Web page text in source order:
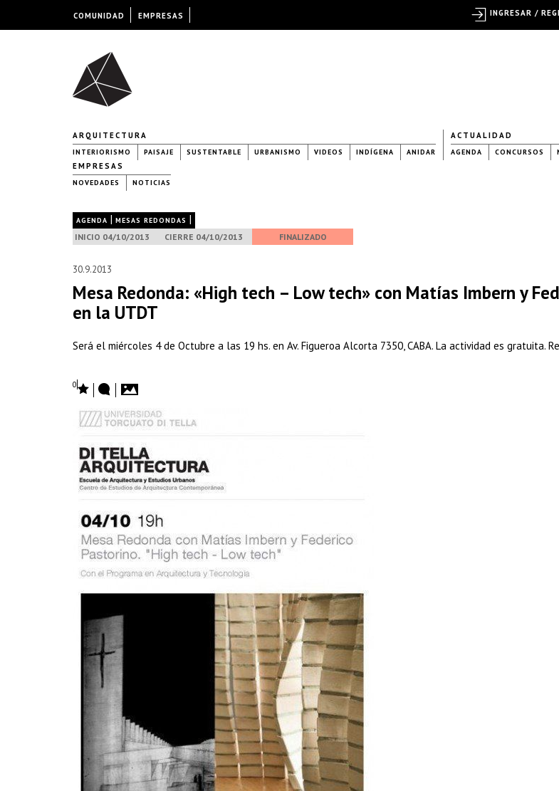
ARQUITECTURA
INTERIORISMO PAISAJE SUSTENTABLE URBANISMO VIDEOS INDÍGENA ANIDAR
ACTUALIDAD
AGENDA CONCURSOS
EMPRESAS
NOVEDADES NOTICIAS
AGENDA | MESAS REDONDAS |
INICIO 04/10/2013 CIERRE 04/10/2013 FINALIZADO
30.9.2013
Mesa Redonda: «High tech – Low tech» con Matías Imbern y
en la UTDT
Será el miércoles 4 de Octubre a las 19 hs. en Av. Figueroa Alcorta 7350, CABA. La actividad es gratuita.
0
COMUNIDAD EMPRESAS INGRESAR /